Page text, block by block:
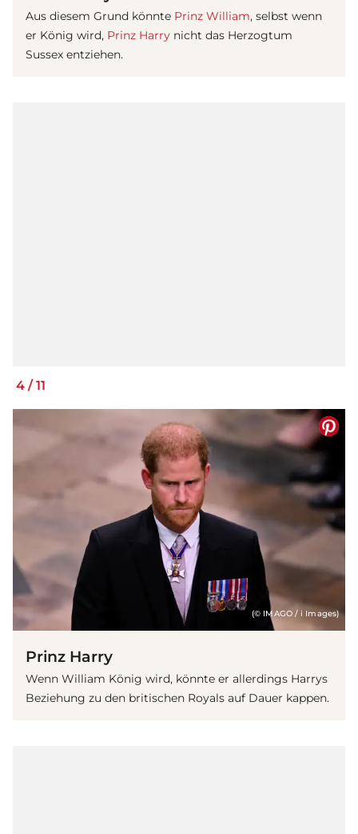
Aus diesem Grund könnte Prinz William, selbst wenn
er König wird, Prinz Harry nicht das Herzogtum
Sussex entziehen.
4 /11
(© IMAGO / i Images)
Prinz Harry
Wenn William König wird, könnte er allerdings Harrys
Beziehung zu den britischen Royals auf Dauer kappen.